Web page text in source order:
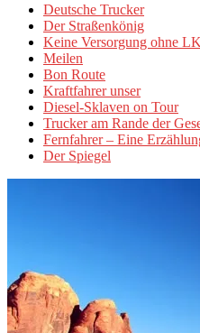
Deutsche Trucker
Der Straßenkönig
Keine Versorgung ohne
Meilen
Bon Route
Kraftfahrer unser
Diesel-Sklaven on Tour
Trucker am Rande der
Fernfahrer – Eine
Der Spiegel